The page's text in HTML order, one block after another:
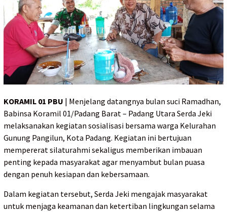
KORAMIL 01 PBU | Menjelang datangnya bulan suci Ramadhan,
Babinsa Koramil 01/Padang Barat – Padang Utara Serda Jeki
melaksanakan kegiatan sosialisasi bersama warga Kelurahan
Gunung Pangilun, Kota Padang. Kegiatan ini bertujuan
mempererat silaturahmi sekaligus memberikan imbauan
penting kepada masyarakat agar menyambut bulan puasa
dengan penuh kesiapan dan kebersamaan.
Dalam kegiatan tersebut, Serda Jeki mengajak masyarakat
untuk menjaga keamanan dan ketertiban lingkungan selama